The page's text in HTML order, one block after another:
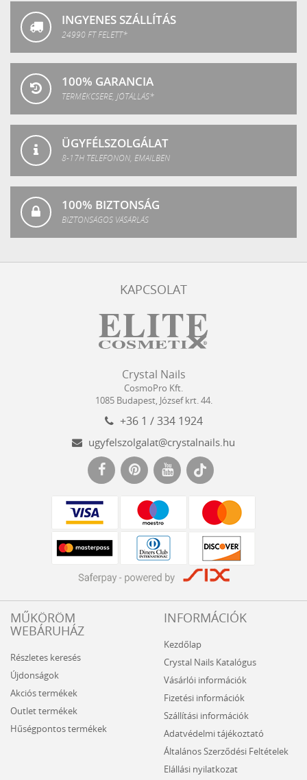
INGYENES SZÁLLÍTÁS
24990 FT FELETT*
100% GARANCIA
TERMÉKCSERE, JÓTÁLLÁS*
ÜGYFÉLSZOLGÁLAT
8-17H TELEFONON, EMAILBEN
100% BIZTONSÁG
BIZTONSÁGOS VÁSÁRLÁS
KAPCSOLAT
Nails
Kft.
Crystal Nails
CosmoPro Kft.
1085 Budapest, József krt. 44.
+36 1 / 334 1924
ugyfelszolgalat@crystalnails.hu
MŰKÖRÖM
WEBÁRUHÁZ
Részletes keresés
Újdonságok
Akciós termékek
Outlet termékek
Hűségpontos termékek
INFORMÁCIÓK
Kezdőlap
Crystal Nails Katalógus
Vásárlói információk
Fizetési információk
Szállítási információk
Adatvédelmi tájékoztató
Általános Szerződési Feltételek
Elállási nyilatkozat